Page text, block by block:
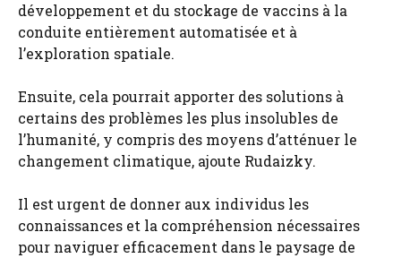
développement et du stockage de vaccins à la
conduite entièrement automatisée et à
l’exploration spatiale.
Ensuite, cela pourrait apporter des solutions à
certains des problèmes les plus insolubles de
l’humanité, y compris des moyens d’atténuer le
changement climatique, ajoute Rudaizky.
Il est urgent de donner aux individus les
connaissances et la compréhension nécessaires
pour naviguer efficacement dans le paysage de